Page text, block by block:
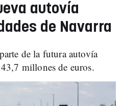
autovía
de Navarra
de la futura autovía
millones de euros.